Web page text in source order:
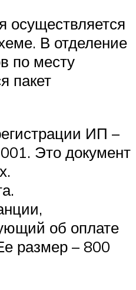
осуществляется
В отделение
по месту
пакет
ИП –
Это документ
об оплате
размер – 800